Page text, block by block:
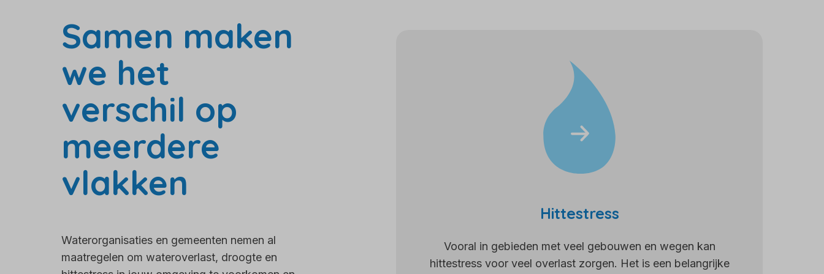
Samen maken
we het
verschil op
meerdere
vlakken
Waterorganisaties en gemeenten nemen al
maatregelen om wateroverlast, droogte en
Hittestress
Vooral in gebieden met veel gebouwen en wegen kan
hittestress voor veel overlast zorgen. Het is een belangrijke